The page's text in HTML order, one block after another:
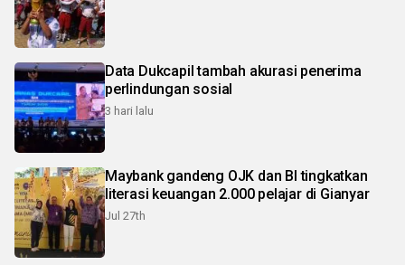
Data Dukcapil tambah akurasi penerima
perlindungan sosial
3 hari lalu
Maybank gandeng OJK dan BI tingkatkan
literasi keuangan 2.000 pelajar di Gianyar
Jul 27th